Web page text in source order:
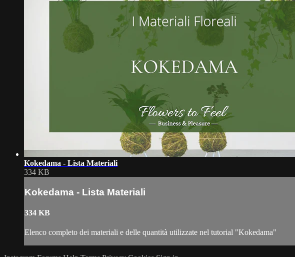
Kokedama - Lista Materiali
334 KB
Kokedama - Lista Materiali
334 KB
Elenco completo dei materiali e delle quantità utilizzate nel tutorial "Kokedama"